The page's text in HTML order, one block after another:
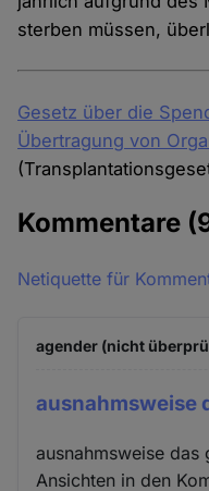
sterben müssen,
Gesetz über die
Übertragung von
Kommentare
Netiquette für
agender (nicht
ausnahmsweise
ausnahmsweise
Ansichten in den